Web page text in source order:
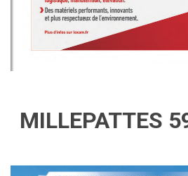
MILLEPATTES